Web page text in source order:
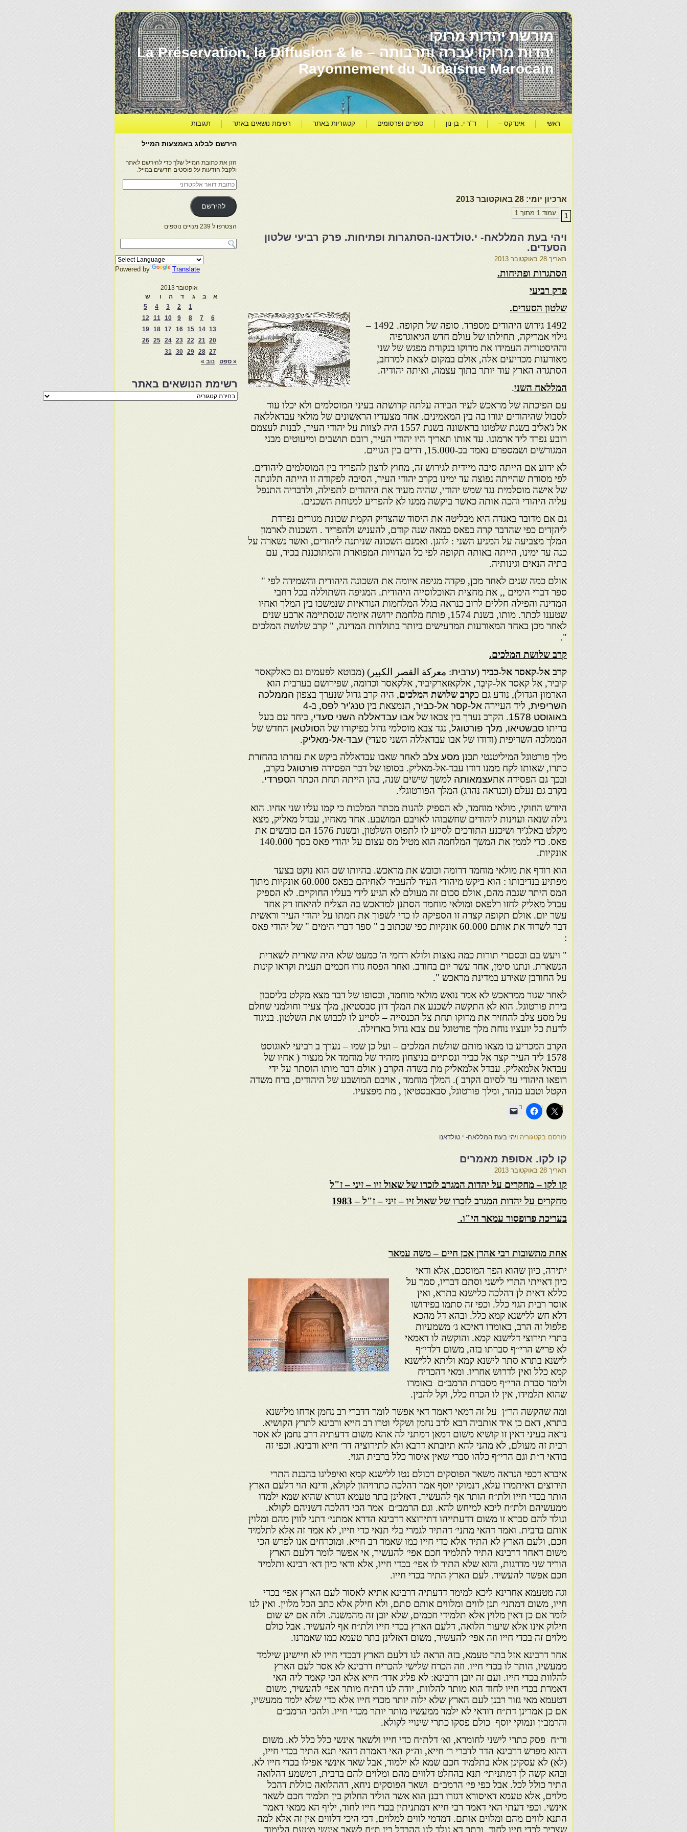
מורשת יהדות מרוקו
יהדות מרוקו עברה ותרבותה – La Préservation, la Diffusion & le
Rayonnement du Judaïsme Marocain
ראשי אינדקס – ד"ר י. בן-נון ספרים ופרסומים קטגוריות באתר רשימת נושאים באתר תגובות
ארכיון יומי: 28 באוקטובר 2013
עמוד 1 מתוך 1 1
ויהי בעת המללאח- י.טולדאנו-הסתגרות ופתיחות. פרק רביעי שלטון
הסעדים.
תאריך 28 באוקטובר 2013
הסתגרות ופתיחות.
פרק רביעי
שלטון הסעדים.
1492 גירוש היהודים מספרד. סופה של תקופה. 1492 –
גילוי אמריקה, תחילתו של עולם חדש הגיאוגרפיה
וההיסטוריה העמידו את מרוקו בנקודת מפגש של שני
מאורעות מכריעים אלה, אולם במקום לצאת למרחב,
הסתגרה הארץ עוד יותר בתוך עצמה, ואיתה יהודיה.
המללאח השני.
עם הפיכתה של מראכש לעיר הבירה עלתה קדושתה בעיני המוסלמים ולא יכלו עוד
לסבול שהיהודים יגורו בה בין המאמינים. אחד מצעדיו הראשונים של מולאי עבדאללאה
אל ג'אליב בשנת שלטונו בראשונה בשנת 1557 היה לצוות על יהודי העיר, לבנות לעצמם
רובע נפרד ליד ארמונו. עד אותו תאריך היו יהודי העיר, רובם תושבים ומיעוטים מבני
המגורשים ושמספרם נאמד בכ-15.000, דרים בין הגויים.
לא ידוע אם הייתה סיבה מיידית לגירוש זה, מחוץ לרצון להפריד בין המוסלמים ליהודים.
לפי מסורת שהייתה נפוצה עד ימינו בקרב יהודי העיר, הסיבה לפקודה זו הייתה תלונתה
של אישה מוסלמית נגד שמש יהודי, שהיה מעיר את היהודים לתפילה, ולדבריה התנפל
עליה היהודי והכה אותה כאשר ביקשה ממנו לא להפריע למנוחת השכנים.
גם אם מדובר באגדה היא מבליטה את היסוד שהצדיק הקמת שכונת מגורים נפרדת
ליהןדים כפי שהדבר קרה בפאס כמאה שנה קודם, להעניש ולהפריד . השכנות לארמון
המלך מצביעה על המניע השני : להגן. ואמנם השכונה שניתנה ליהודים, ואשר נשארה על
כנה עד ימינו, הייתה באותה תקופה לפי כל העדויות המפוארת והמתוכננת בכיר, עם
בתיה הנאים וגינותיה.
אולם כמה שנים לאחר מכן, פקדה מגיפה איומה את השכונה היהודית והשמידה לפי "
ספר דברי הימים ,, את מחצית האוכלוסייה היהודית. המגיפה השתוללה בכל רחבי
המדינה והפילה חללים לרוב כנראה בגלל המלחמות הנוראיות שנמשכו בין המלך ואחיו
שטענו לכתר. מותו, בשנת 1574, פותח מלחמת ירושה איומה שנסתיימה ארבע שנים
לאחר מכן באחד המאורעות המרעישים ביותר בתולדות המדינה, " קרב שלושת המלכים
".
קרב שלושת המלכים.
קרב אל-קאסר אל-כביר (ערבית: معركة القصر الكبير) (מבוטא לפעמים גם כאלקאסר
קיביר, אל קאסר אל-קיבְר, אלקאזארקיביר, אלקאסר וכדומה, שפירושם בערבית הוא
הארמון הגדול), נודע גם כקרב שלושת המלכים, היה קרב גדול שנערך בצפון הממלכה
השריפית, ליד העיירה אל-קסר אל-כביר, הנמצאת בין טנג'יר לפס, ב-4
באוגוסט 1578. הקרב נערך בין צבאו של אבו עבדאללה השני סעדי, ביחד עם בעל
בריתו סבשטיאו, מלך פורטוגל, נגד צבא מוסלמי גדול בפיקודו של הסולטאן החדש של
הממלכה השריפית (ודודו של אבו עבדאללה השני סעדי) עבד-אל-מאליק.
מלך פורטוגל המיליטנטי תכנן מסע צלב לאחר שאבו עבדאללה ביקש את עזרתו בהחזרת
כתרו, שאותו לקח ממנו דודו עבד-אל-מאליק. בסופו של דבר הפסידה פורטוגל בקרב,
ובכך גם הפסידה אתעצמאותה למשך שישים שנה, בהן הייתה תחת הכתר הספרדי.
בקרב גם נעלם (וכנראה נהרג) המלך הפורטוגלי.
היורש החוקי, מולאי מוחמד, לא הספיק להנות מכתר המלכות כי קמו עליו שני אחיו. הוא
גילה שנאה ועוינות ליהודים שחשבוהו לאויבם המושבע. אחד מאחיו, עבדל מאליק, מצא
מקלט באלג'יר ושיכנע התורכים לסייע לו לתפוס השלטון, ובשנת 1576 הם כובשים את
פאס. כדי לממן את המשך המלחמה הוא מטיל מס עצום על יהודי פאס בסך 140.000
אונקיות.
הוא רודף את מולאי מוחמד דרומה וכובש את מראכש. בהיותו שם הוא נוקט בצעד
מפתיע בנדיבותו : הוא ביקש מיהודי העיר להעביר לאחיהם בפאס 60.000 אונקיות מתוך
המס היתר שגבה מהם, אולם סכום זה מעולם לא הגיע לידי בעליו החוקיים. לא הספיק
עבדל מאליק לחזו רלפאס ומולאי מוחמד הסתנן למראכש בה הצליח להיאחז רק אחד
עשר יום. אולם תקופה קצרה זו הספיקה לו כדי לשפוך את חמתו על יהודי העיר וראשית
דבר לשדוד את אותם 60.000 אונקיות כפי שכתוב ב " ספר דברי הימים " של יהודי פאס
:
" ויעש בם ובסםרי תורות כמה נאצות ולולא רחמי ה' כמעט שלא היה שארית לשארית
הנשארת. ונתנו סימן, אחד עשר יום בחורב. ואחר הפסח גזרו חכמים תענית וקראו קינות
על החורבן שאירע במדינת מראכש ".
לאחר שגור ממראכש לא אמר נואש מולאי מוחמד, ובסופו של דבר מצא מקלט בליסבון
בירת פורטוגל. הוא לא התקשה לשכנע את המלך דון סבסטיאן, מלך צעיר וחולמני שחלם
על מסע צלב להחזיר את מרוקו תחת צל הכנסייה – לסייע לו לכבוש את השלטון. בניגוד
לדעת כל יועציו נוחת מלך פורטוגל עם צבא גדול בארזילה.
הקרב המכריע בו מצאו מותם שולשת המלכים – ועל כן שמו – נערך ב רביעי לאוגוסט
1578 ליד העיר קצר אל כביר ונסתיים בניצחון מזהיר של מוחמד אל מנצור ( אחיו של
עבדאל אלמאליק. עבדל אלמאליק מת בשדה הקרב ( אולם דבר מותו הוסתר על ידי
רופאו היהודי עד לסיום הקרב ). המלך מוחמד , אויבם המושבע של היהודים, ברח משדה
הקטל וטבע בנהר, ומלך פורטוגל, סבאבסטיאן , מת מפצעיו.
פורסם בקטגוריה ויהי בעת המללאח- י.טולדאנו
קו לקו. אסופת מאמרים
תאריך 28 באוקטובר 2013
קו לקו – מחקרים על יהדות המגרב לזכרו של שאול זיו – זיני – ז"ל
מחקרים על יהדות המגרב לזכרו של שאול זיו – זיני – ז"ל – 1983
בעריכת פרופסור עמאר הי"ו.
אחת מתשובות רבי אהרן אכן חיים – משה עמאר
יתירה, כיון שהוא הפך המוסכם, אלא ודאי
כיון דאייתי התרי לישני וסתם דבריו, סמך על
כללא דאית לן דהלכה כלישנא בתרא, ואין
אוסר רבית הגוי כלל. וכפי זה סתמו בפירושו
דלא חש ללישנא קמא כלל. ובהא דל מהכא
פלפול זה הרב, באומרו דאיכא ג׳ משמעיות
בתרי תירוצי דלישנא קמא. והוקשה לו דאמאי
לא פריש הרי׳׳ף סברתו בזה, משום דלרי״ף
לישנא בתרא סתר לישנא קמא וליתא ללישנא
קמא כלל ואין לדרוש אחריו. ומאי דהכריח
ולימד סברת הרי״ף מסברת הרמב״ם באומרו
שהוא תלמידו, אין לו הכרח כלל, וקל להבין.
ומה שהקשה הר״ן על זה דמאי דאמר דאי אפשר לומר דדברי רב נחמן אדחו מלישנא
בתרא, דאם כן איד אותביה רבא לרב נחמן ושקלי וטרו רב חייא ורבינא לתרץ הקושיא.
נראה בעיני דאין זו קושיא משום דמאן דמתני לה אהא משום דדעתיה דרב נחמן לא אסר
רבית זה מעולם, לא מהני להא תיובתא דרבא ולא לתירוציה דר׳ חייא ורבינא. וכפי זה
בודאי ר״ת וגם הרי״ף כלהו סברי שאין איסור כלל ברבית הגוי.
איברא דכפי הנראה משאר הפוסקים דכולם נטו ללישנא קמא ואיפליגו בהבנת התרי
תירוצים דאיתמרו עלא, דנמוקי יוסף אמר דהלכה כתרויהון לקולא, ודינא הוי דלעם הארץ
הותר בכדי חייו ולת״ח הותר אף להעשיר, דאזלינן בתר טעמא דגזרא שהיא שמא ילמדו
ממעשיהם ולת״ח ליכא למיחש להא. וגם הרמב״ם אמר הכי דהלכה דשניהם לקולא.
ונולד להם סברא זו משום דדעתייהו דתירוצא דרבינא הדרא אמתני׳ דתני לווין מהם ומלוין
אותם ברבית. ואמר דהאי מתני׳ דהתיר לגמרי בלי תנאי כדי חייו, לא אמר זה אלא לתלמיד
חכם, ולעם הארץ לא התיר אלא כדי חייו כמו שאמר רב חייא. ומוכרחים אנו לפרש הכי
משום דאחר דרבינא התיר לתלמיד חכם אפי׳ להעשיר, אי אפשר לומר דלעם הארץ
הוריד שני מדרגות, והוא שלא התיר לו אפי׳ בכדי חייו, אלא ודאי כיון דא׳ רבינא ותלמיד
חכם אפשר להעשיר. לעם הארץ התיר בכדי חייו.
וגה מטעמא אחרינא ליכא למימר דדעתיה דרבינא אתיא לאסור לעם הארץ אפי׳ בכדי
חייו, משום דמתני׳ תנן לווים ומלווים אותם סתם, ולא חילק אלא כתב הכל מלוין. ואין לנו
לומר אם כן דאין מלוין אלא תלמידי חכמים, שלא יובן זה מהמשנה. ולזה אם יש שום
חילוק אינו אלא שיעור הלואה, דלעם הארץ בכדי חייו ולת״ח אף להעשיר. אבל כולם
מלוים זה בכדי חייו וזה אפי׳ להעשיר, משום דאזלינן בתר טעמא כמו שאמרנו.
אחר דרבינא אזל בתר טעמא, בזה הראה לנו דלעם הארץ דבכדי חייו לא חיישינן שילמד
ממעשיו, הותר לו בכדי חייו. וזה הכרח שלישי להכריח דרבינא לא אסר לעם הארץ
להלוות בכדי חייו. ועם זה יובן דרבינא: לא פליג אדר׳ חייא אלא הכי קאמר ליה האי
דאמרת בכדי חייו לחוד הוא מותר להלוות, יודה לנו דת״ח מותר אפי׳ להעשיר, משום
דטעמא מאי גזור רבנן לעם הארץ שלא ילוה יותר מכדי חייו אלא כדי שלא ילמד ממעשיו,
אם כן אמרינן דת״ח דודאי לא ילמד ממעשיו מותר יותר מכדי חייו. ולהכי הרמב״ם
והרמב״ן ונמוקי יוסף כולם פסקו כתרי שינויי לקולא.
ור״ח פסק כתרי לישני לחומרא, וא׳ דלת״ח כדי חייו ולשאר אינשי כלל כלל לא. משום
דהוא מפרש דרבינא הדר לדברי ר׳ חייא, וה״ק האי דאמרת דהאי תנא התיר בכדי חייו,
(לא) לא עסקינן אלא בתלמיד חכם שמא לא ילמוד, אבל שאר אינשי אפילו בכדי חייו לא.
ובהא קשה לן דמתניתי׳ תנא בהחלט דלווים מהם ומלוים להם ברבית, דמשמע דהלואה
התיר כולל לכל. אבל כפי פי׳ הרמב״ם ושאר הפוסקים ניחא, דההלואה כוללת דהכל
מלוים, אלא טעמא דאיסורא דגזרו רבנן הוא אשר הוליד החלוק בין תלמיד חכם לשאר
אינשי. וכפי דעתי האי דאמר רבי חייא דמתניתין בכדי חייו לחוד, יליף הא ממאי דאמר
התנא לווים מהם ומלוים אותם. דמדמי לווים למלוים, דכי היכי דלווים אין זה אלא למה
שצריך לכדי חייו לחוד, ובתר דא נולד לנו ההבדל בין ת״ח לשאר אינשי מטעם הלימוד.
הירשם לבלוג באמצעות המייל
הזן את כתובת המייל שלך כדי להירשם לאתר
ולקבל הודעות על פוסטים חדשים במייל.
כתובת
דואר
אלקטרוני
להירשם
הצטרפו ל 239 מנויים נוספים
Powered by Translate
אוקטובר 2013
א
ב ג ד ה ו
ש
1
2
3
4
5
6
7
8
9
10
11
12
13
14
15
16
17
18
19
20
21
22
23
24
25
26
27
28
29
30
31
« ספט
נוב »
רשימת הנושאים באתר
רשימת
הנושאים